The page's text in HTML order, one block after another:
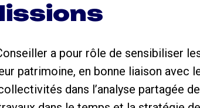
a pour rôle de sensibiliser
patrimoine, en bonne liaison avec
dans l’analyse partagée